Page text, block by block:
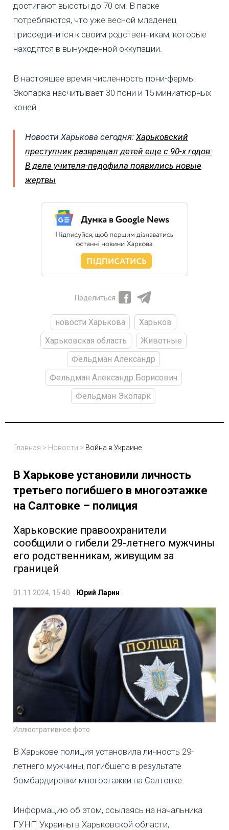
достигают высоты до 70 см. В парке
потребляются, что уже весной младенец
присоединится к своим родственникам, которые
находятся в вынужденной оккупации.
В настоящее время численность пони-фермы
Экопарка насчитывает 30 пони и 15 миниатюрных
коней.
Новости Харькова сегодня: Харьковский
преступник развращал детей еще с 90-х годов:
В деле учителя-педофила появились новые
жертвы
Поделиться
новости Харькова
Харьков
Харьковская область
Животные
Фельдман Александр
Фельдман Александр Борисович
Фельдман Экопарк
Главная > Новости > Война в Украине
В Харькове установили личность
третьего погибшего в многоэтажке
на Салтовке – полиция
Харьковские правоохранители
сообщили о гибели 29-летнего мужчины
его родственникам, живущим за
границей
01.11.2024, 15:40 Юрий Ларин
Иллюстративное фото
В Харькове полиция установила личность 29-
летнего мужчины, погибшего в результате
бомбардировки многоэтажки на Салтовке.
Информацию об этом, ссылаясь на начальника
ГУНП Украины в Харьковской области,